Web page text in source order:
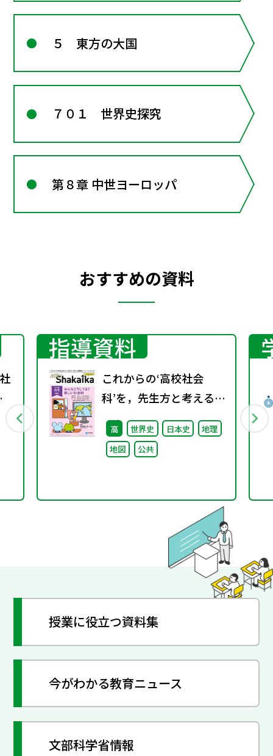
５ 東方の大国
７０１ 世界史探究
第８章 中世ヨーロッパ
おすすめの資料
指導資料
これからの‘高校社会
科’を，先生方と考える機
関誌。『NEW
ShakaIka』 2024年秋
号
高 世界史 日本史
地理
地図
公共
授業に役立つ資料集
今がわかる教育ニュース
文部科学省情報